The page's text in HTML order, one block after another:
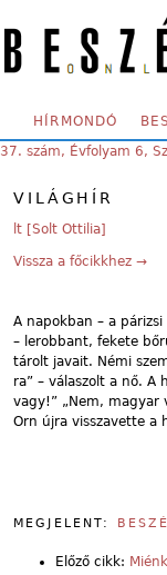
SECONDARY MENU
HÍRMONDÓ
YOU ARE HERE:
37. szám, Évfolyam 6,
VILÁGHÍR
lt [Solt Ottilia]
Vissza a főcikkhez →
A napokban – a
– lerobbant, fekete
tárolt javait. Némi
ra” – válaszolt a nő. A
vagy!” „Nem, magyar
Orn újra visszavette a
MEGJELENT:
Előző cikk: